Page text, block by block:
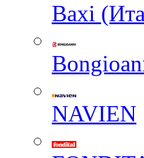
Baxi
NAVIEN